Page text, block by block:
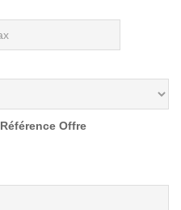
Référence Offre